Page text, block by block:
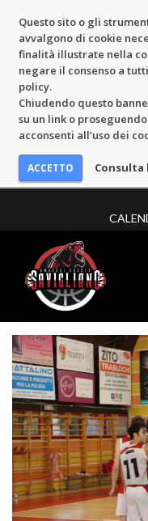
Questo sito o gli
avvalgono di cookie
finalità illustrate nella
negare il consenso a
policy.
Chiudendo questo
su un link o
acconsenti all’uso dei
Consulta